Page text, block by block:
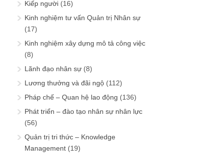
Kiếp người (16)
Kinh nghiệm tư vấn Quản trị Nhân sự
(17)
Kinh nghiệm xây dựng mô tả công việc
(8)
Lãnh đạo nhân sự (8)
Lương thưởng và đãi ngộ (112)
Pháp chế – Quan hệ lao động (136)
Phát triển – đào tạo nhân sự nhân lực
(56)
Quản trị tri thức – Knowledge
Management (19)